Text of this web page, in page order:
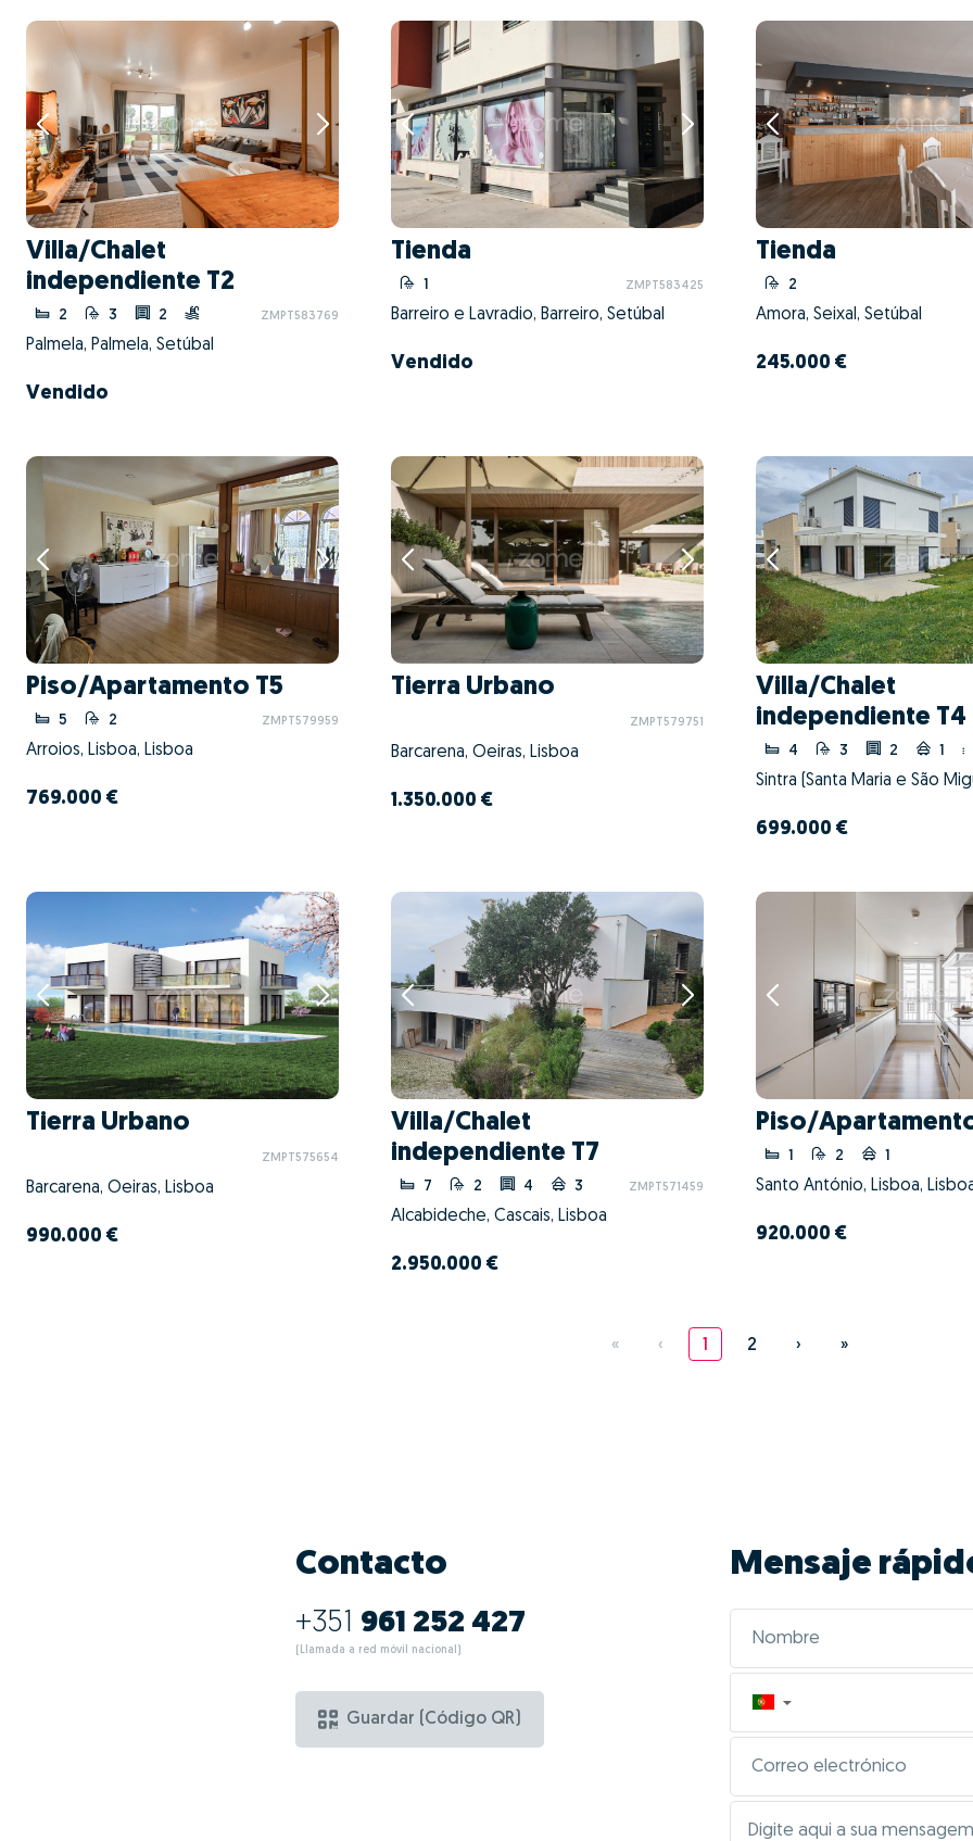
Villa/Chalet
independiente T2
2 3 2 ZMPT583769
Palmela, Palmela, Setúbal
Vendido
Tienda
1 ZMPT583425
Barreiro e Lavradio, Barreiro, Setúbal
Vendido
Tienda
2
Amora, Seixal, Setúbal
245.000 €
Piso/Apartamento T5
5 2 ZMPT579959
Arroios, Lisboa, Lisboa
769.000 €
Tierra Urbano
ZMPT579751
Barcarena, Oeiras, Lisboa
1.350.000 €
Villa/Chalet
independiente T4
4 3 2 1
699.000 €
Tierra Urbano
ZMPT575654
Barcarena, Oeiras, Lisboa
990.000 €
Villa/Chalet
independiente T7
7 2 4 3 ZMPT571459
Alcabideche, Cascais, Lisboa
2.950.000 €
Piso/
1 2 1
Santo António, Lisboa,
920.000 €
« ‹ 1 2 › »
Contacto
+351 961 252 427
(Llamada a red móvil nacional)
Guardar (Código QR)
Mensaje
▼